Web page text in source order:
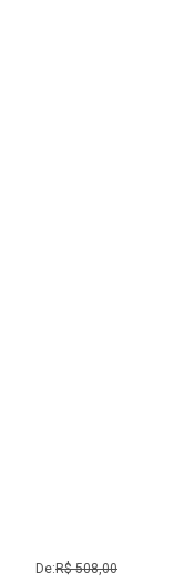
De:R$ 508,00